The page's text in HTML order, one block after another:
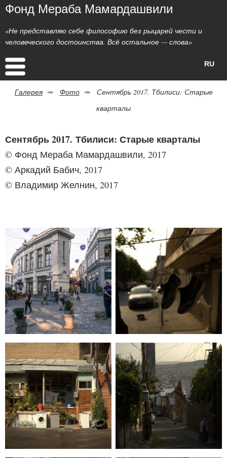
Фонд Мераба Мамардашвили
«Не представляю себе философию без рыцарей чести и
человеческого достоинства. Всё остальное — слова»
RU
Галерея Фото
Сентябрь 2017. Тбилиси: Старые
кварталы
Сентябрь 2017. Тбилиси: Старые кварталы
© Фонд Мераба Мамардашвили, 2017
© Аркадий Бабич, 2017
© Владимир Желнин, 2017